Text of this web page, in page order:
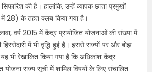
की है। हालांकि, उन्हें व्यापक छाता प्रमुखों
में 28) के तहत क्लब किया गया है।
वर्ष 2015 में केंद्र प्रायोजित योजनाओं की संख्या में
हिस्सेदारी में भी वृद्धि हुई है। इससे राज्यों पर और बोझ
भी रेखांकित किया गया है कि अधिकांश केंद्र
योजना राज्य सूची में शामिल विषयों के लिए संचालित